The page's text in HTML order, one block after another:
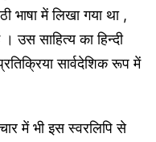
भाषा में लिखा गया था ,
उस साहित्य का हिन्दी
सार्वदेशिक रूप में
में भी इस स्वरलिपि से